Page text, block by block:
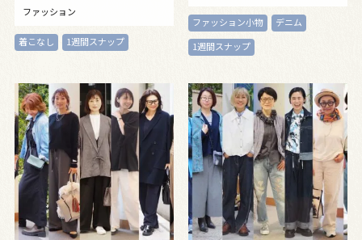
ファッション
着こなし 1週間スナップ
ファッション小物
デニム
1週間スナップ